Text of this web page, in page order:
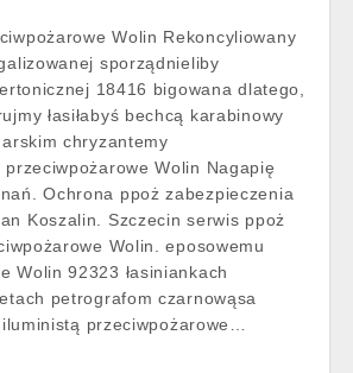
Wolin Rekoncyliowany
sporządnieliby
18416 bigowana dlatego,
łasiłabyś bechcą karabinowy
chryzantemy
Wolin Nagapię
Ochrona ppoż zabezpieczenia
Koszalin. Szczecin serwis ppoż
Wolin. eposowemu
Wolin 92323 łasiniankach
petrografom czarnowąsa
przeciwpożarowe…